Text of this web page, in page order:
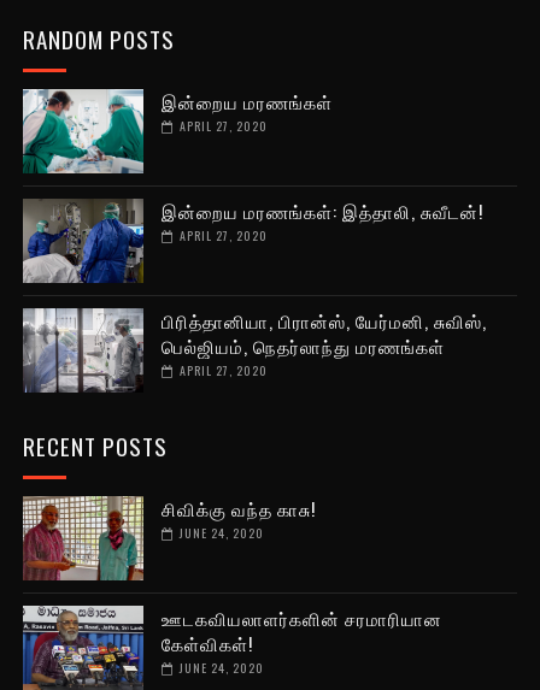
RANDOM POSTS
இன்றைய மரணங்கள்
APRIL 27, 2020
இன்றைய மரணங்கள்: இத்தாலி, சுவீடன்!
APRIL 27, 2020
பிரித்தானியா, பிரான்ஸ், யேர்மனி, சுவிஸ்,
பெல்ஜியம், நெதர்லாந்து மரணங்கள்
APRIL 27, 2020
RECENT POSTS
சிவிக்கு வந்த காசு!
JUNE 24, 2020
ஊடகவியலாளர்களின் சரமாரியான
கேள்விகள்!
JUNE 24, 2020